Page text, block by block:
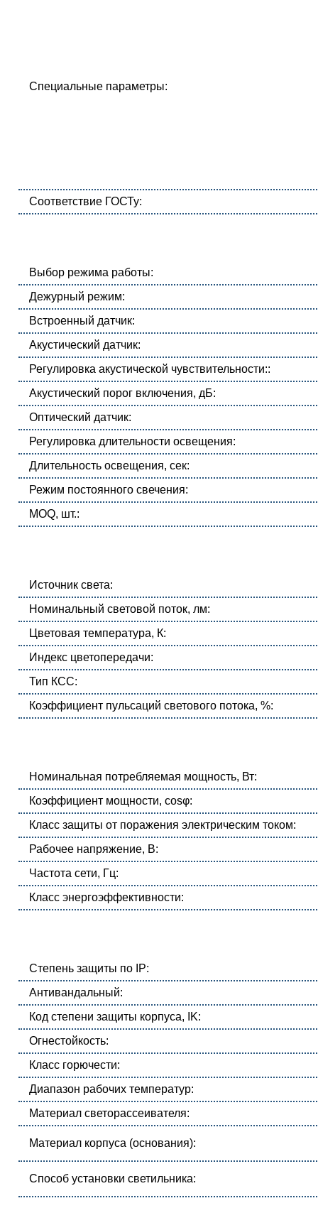
Специальные параметры:
Соответствие ГОСТу:
Выбор режима работы:
Дежурный режим:
Встроенный датчик:
Акустический датчик:
Регулировка акустической чувствительности::
Акустический порог включения, дБ:
Оптический датчик:
Регулировка длительности освещения:
Длительность освещения, сек:
Режим постоянного свечения:
MOQ, шт.:
Источник света:
Номинальный световой поток, лм:
Цветовая температура, К:
Индекс цветопередачи:
Тип КСС:
Коэффициент пульсаций светового потока, %:
Номинальная потребляемая мощность, Вт:
Коэффициент мощности, cosφ:
Класс защиты от поражения электрическим током:
Рабочее напряжение, В:
Частота сети, Гц:
Класс энергоэффективности:
Степень защиты по IP:
Антивандальный:
Код степени защиты корпуса, IK:
Огнестойкость:
Класс горючести:
Диапазон рабочих температур:
Материал светорассеивателя:
Материал корпуса (основания):
Способ установки светильника: